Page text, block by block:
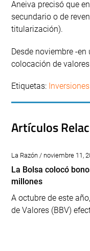
Aneiva precisó que
secundario o de
titularización).
Desde noviembre -
colocación de
Etiquetas: Inversiones
Artículos
La Razón / noviembre 11,
La Bolsa colocó
millones
A octubre de este
de Valores (BBV)